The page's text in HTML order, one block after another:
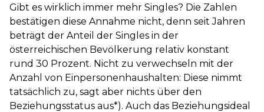
Gibt es wirklich immer mehr Singles? Die Zahlen
bestätigen diese Annahme nicht, denn seit Jahren
beträgt der Anteil der Singles in der
österreichischen Bevölkerung relativ konstant
rund 30 Prozent. Nicht zu verwechseln mit der
Anzahl von Einpersonenhaushalten: Diese nimmt
tatsächlich zu, sagt aber nichts über den
Beziehungsstatus aus*). Auch das Beziehungsideal